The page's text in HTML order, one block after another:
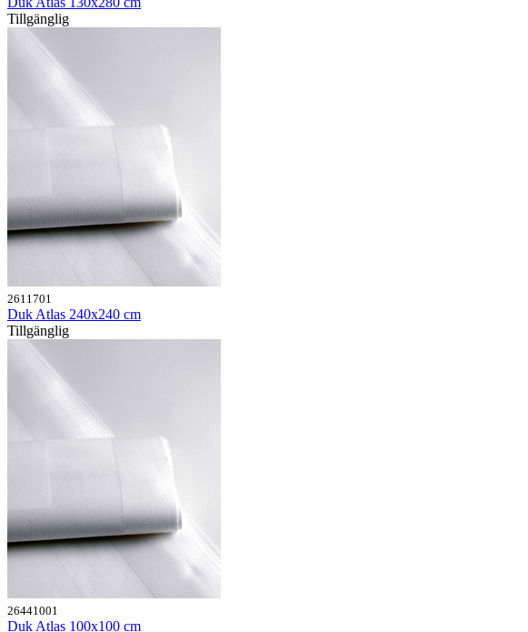
Tillgänglig
2611701
Duk Atlas 240x240 cm
Tillgänglig
26441001
Duk Atlas 100x100 cm